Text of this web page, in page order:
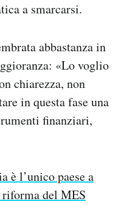
a smarcarsi.
abbastanza in
«Lo voglio
chiarezza, non
in questa fase una
finanziari,
è l’unico paese a
riforma del MES